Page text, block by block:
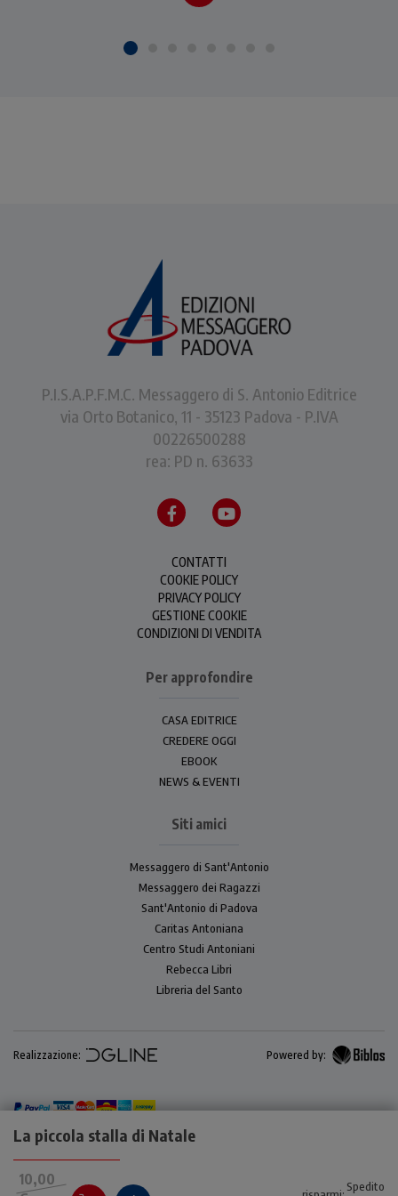
La piccola stalla di Natale
10,00
Spedito
P.I.S.A.P.F.M.C. Messaggero di S. Antonio Editrice
via Orto Botanico, 11 - 35123 Padova - P.IVA
00226500288
rea: PD n. 63633
CONTATTI
COOKIE POLICY
PRIVACY POLICY
GESTIONE COOKIE
CONDIZIONI DI VENDITA
Per approfondire
CASA EDITRICE
CREDERE OGGI
EBOOK
NEWS & EVENTI
Siti amici
Messaggero di Sant'Antonio
Messaggero dei Ragazzi
Sant'Antonio di Padova
Caritas Antoniana
Centro Studi Antoniani
Rebecca Libri
Libreria del Santo
Realizzazione: Powered by: